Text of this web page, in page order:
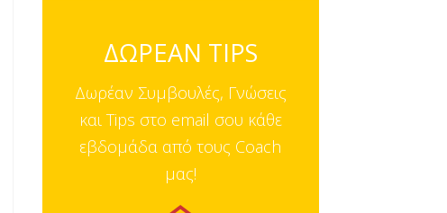
ΔΩΡΕΑΝ TIPS
Δωρέαν Συμβουλές, Γνώσεις
και Tips στο email σου κάθε
εβδομάδα από τους Coach
μας!